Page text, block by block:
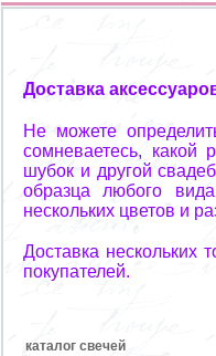
Доставка
Не можете
сомневаетесь, какой
шубок и другой
образца любого
нескольких цветов и
Доставка нескольких
покупателей.
каталог свечей